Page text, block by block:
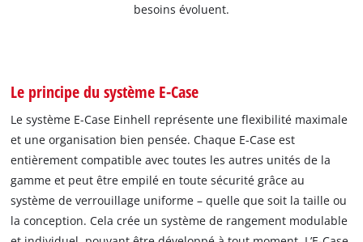
besoins évoluent.
Le principe du système E-Case
Le système E-Case Einhell représente une flexibilité maximale
et une organisation bien pensée. Chaque E-Case est
entièrement compatible avec toutes les autres unités de la
gamme et peut être empilé en toute sécurité grâce au
système de verrouillage uniforme – quelle que soit la taille ou
la conception. Cela crée un système de rangement modulable